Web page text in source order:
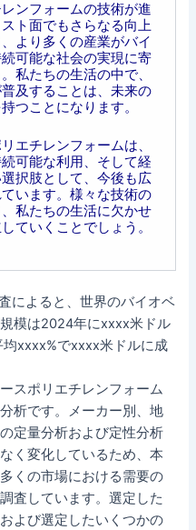
ンフォームの技術が進
ト面でもさらなる向上
より多くの産業がバイ
可能な社会の実現に寄
私たちの生活の中で、
及することは、未来の
つことになります。
エチレンフォームは、
可能な利用、そして経
択肢として、今後も広
います。様々な技術の
私たちの生活に欠かせ
ていくことでしょう。
によると、世界のバイオベ
模は2024年にxxxx米ドル
xxxx%でxxxx米ドルに成
スポリエチレンフォーム
析です。メーカー別、地
定量分析および定性分析
く変化しているため、本
くの市場における需要の
査しています。選定した
よび選定したいくつかの